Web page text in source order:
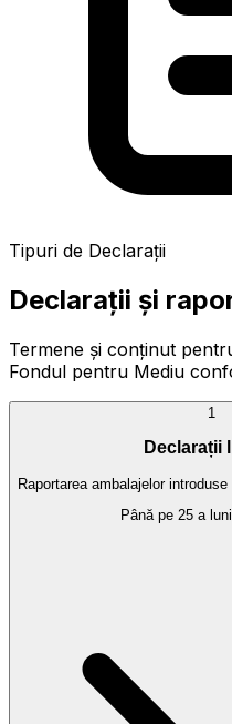
Tipuri de Declarații
Declarații și
Termene și conținut
Fondul pentru Mediu
1
Declarații
Raportarea ambalajelor
Până pe 25 a